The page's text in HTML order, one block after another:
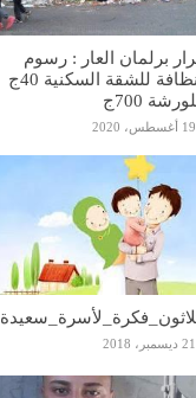
برلمان العار : رسوم
النظافة للشقة السكنية 40ج
700ج
19 أغسطس، 2020
21 ديسمبر، 2018